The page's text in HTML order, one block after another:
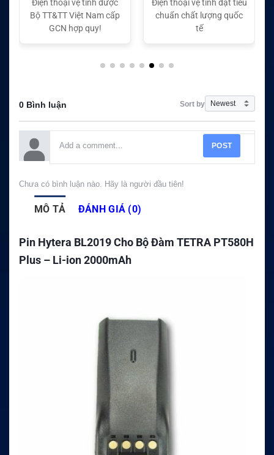
Điện thoại vệ tinh đạt tiêu
chuẩn chất lượng quốc
tế
Điện thoại vệ tinh đạt tiêu
chuẩn chất lượng quốc
0 Bình luận Sort by
POST
Chưa có bình luận nào. Hãy là người đầu tiên!
MÔ TẢ ĐÁNH GIÁ (0)
Pin Hytera BL2019 Cho Bộ Đàm TETRA PT580H
Plus – Li-ion 2000mAh